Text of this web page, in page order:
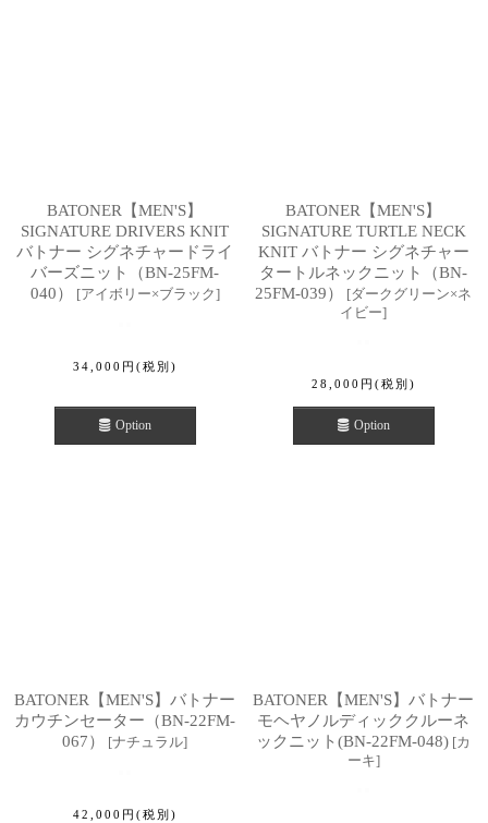
BATONER【MEN'S】
SIGNATURE DRIVERS KNIT
バトナー シグネチャードライ
バーズニット（BN-25FM-
040）
[アイボリー×ブラック]
34,000 円 (税別)
Option
BATONER【MEN'S】
SIGNATURE TURTLE NECK
KNIT バトナー シグネチャー
タートルネックニット（BN-
25FM-039）
[ダークグリーン×ネ
イビー]
28,000 円 (税別)
Option
BATONER【MEN'S】バトナー
カウチンセーター（BN-22FM-
067）
[ナチュラル]
42,000 円 (税別)
BATONER【MEN'S】バトナー
モヘヤノルディッククルーネ
ックニット(BN-22FM-048) [カ
ーキ]